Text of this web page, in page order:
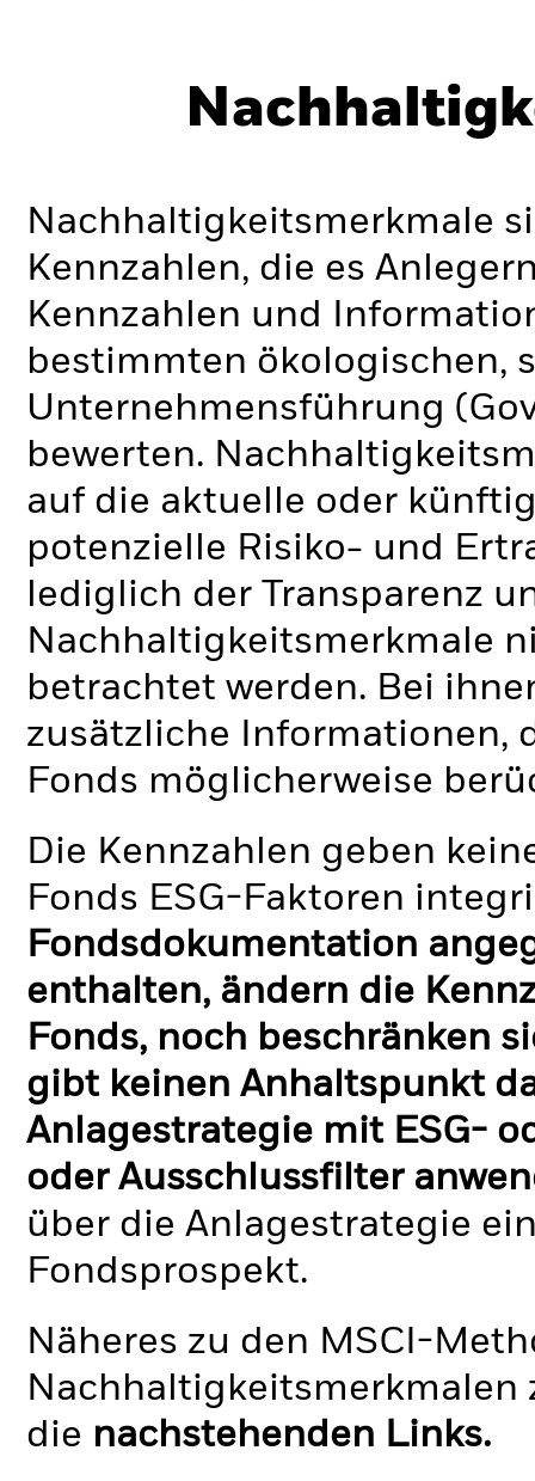
Nachhaltigkeitsmerkmale
Kennzahlen, die es
Kennzahlen und
bestimmten ökologischen,
Unternehmensführung
bewerten.
auf die aktuelle oder
potenzielle Risiko- und
lediglich der Transparenz
Nachhaltigkeitsmerkmale
betrachtet werden. Bei
zusätzliche Informationen,
Fonds möglicherweise
Die Kennzahlen geben
Fonds ESG-Faktoren
Fondsdokumentation
enthalten, ändern die
Fonds, noch beschränken
gibt keinen Anhaltspunkt
Anlagestrategie mit ESG-
oder Ausschlussfilter
über die Anlagestrategie
Fondsprospekt.
Näheres zu den MSCI-
Nachhaltigkeitsmerkmalen
die nachstehenden Links.